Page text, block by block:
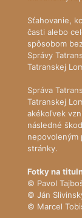
Sťahovanie,
časti alebo
spôsobom
Správy
Tatranskej
Správa
Tatranskej
akékoľvek
následné
nepovoleným
stránky.
Fotky na
© Pavol
© Ján
© Marcel